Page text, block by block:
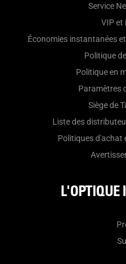
Service
VIP et
Économies instantanées
Politique
Politique en
Paramètres
Siège de
Liste des
Politiques d'achat
L'OPTIQUE